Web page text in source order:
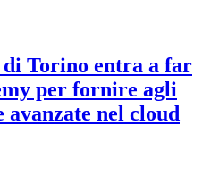
di Torino entra a far
per fornire agli
avanzate nel cloud